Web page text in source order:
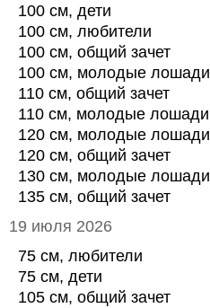
100 см, дети
100 см, любители
100 см, общий зачет
100 см, молодые лошади
110 см, общий зачет
110 см, молодые лошади
120 см, молодые лошади
120 см, общий зачет
130 см, молодые лошади
135 см, общий зачет
19 июля 2026
75 см, любители
75 см, дети
105 см, общий зачет